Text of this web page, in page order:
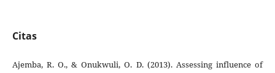
Citas
Ajemba, R. O., & Onukwuli, O. D. (2013). Assessing influence of